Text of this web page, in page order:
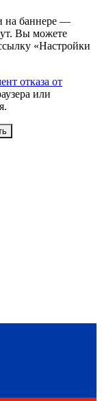
на баннере —
Вы можете
«Настройки
отказа от
или